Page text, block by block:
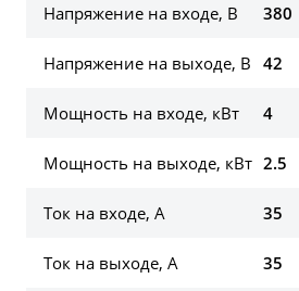
Напряжение на входе, В 380
Напряжение на выходе, В 42
Мощность на входе, кВт 4
Мощность на выходе, кВт 2.5
Ток на входе, А 35
Ток на выходе, А 35